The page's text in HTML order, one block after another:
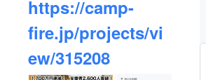
https://camp-
fire.jp/projects/vi
ew/315208